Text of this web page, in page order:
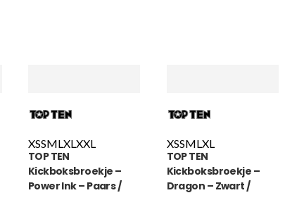
XSSMLXLXXL
TOP TEN
Kickboksbroekje –
Power Ink – Paars /
XSSMLXL
TOP TEN
Kickboksbroekje –
Dragon – Zwart /